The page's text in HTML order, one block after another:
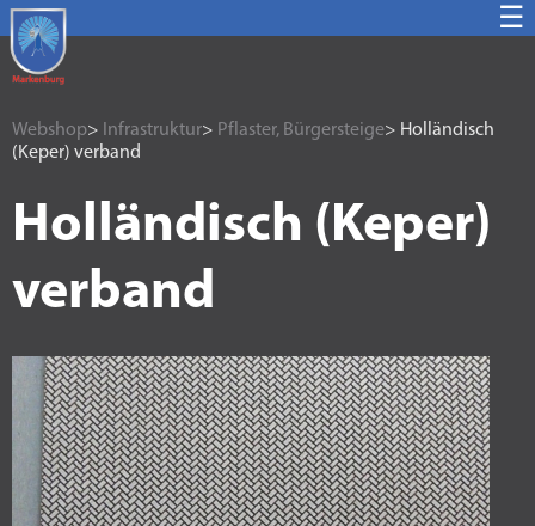
☰
Webshop> Infrastruktur> Pflaster, Bürgersteige> Holländisch
(Keper) verband
Holländisch (Keper)
verband